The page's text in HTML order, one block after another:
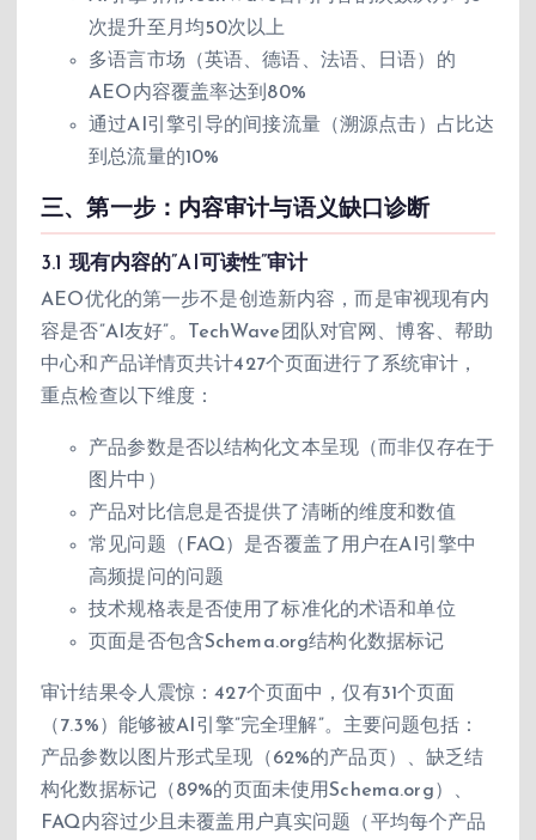
次提升至月均50次以上
多语言市场（英语、德语、法语、日语）的
AEO内容覆盖率达到80%
通过AI引擎引导的间接流量（溯源点击）占比达
到总流量的10%
三、第一步：内容审计与语义缺口诊断
3.1 现有内容的”AI可读性”审计
AEO优化的第一步不是创造新内容，而是审视现有内
容是否”AI友好”。TechWave团队对官网、博客、帮助
中心和产品详情页共计427个页面进行了系统审计，
重点检查以下维度：
产品参数是否以结构化文本呈现（而非仅存在于
图片中）
产品对比信息是否提供了清晰的维度和数值
常见问题（FAQ）是否覆盖了用户在AI引擎中
高频提问的问题
技术规格表是否使用了标准化的术语和单位
页面是否包含Schema.org结构化数据标记
审计结果令人震惊：427个页面中，仅有31个页面
（7.3%）能够被AI引擎”完全理解”。主要问题包括：
产品参数以图片形式呈现（62%的产品页）、缺乏结
构化数据标记（89%的页面未使用Schema.org）、
FAQ内容过少且未覆盖用户真实问题（平均每个产品